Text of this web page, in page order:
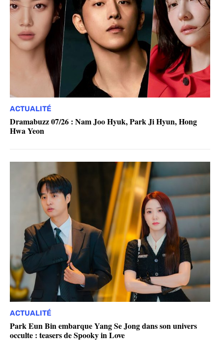
ACTUALITÉ
Dramabuzz 07/26 : Nam Joo Hyuk, Park Ji Hyun, Hong
Hwa Yeon
ACTUALITÉ
Park Eun Bin embarque Yang Se Jong dans son univers
occulte : teasers de Spooky in Love